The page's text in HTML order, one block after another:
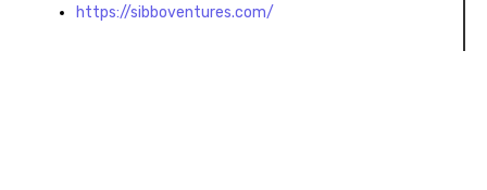
https://sibboventures.com/